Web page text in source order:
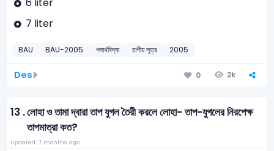
6 liter
7 liter
BAU BAU-2005 পদার্থবিদ্যা চাপীয় সূত্র 2005
Des 0 2k
13 .লোহা ও তামা দ্বারা তাপ যুগল তৈরী করলে লোহা- তাপ-যুগলের নিরপেক্ষ
তাপমাত্রা কত?
Updated: 7 months ago